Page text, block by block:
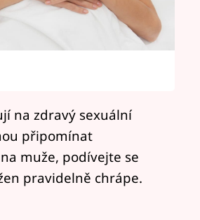
na zdravý sexuální
připomínat
muže, podívejte se
pravidelně chrápe.